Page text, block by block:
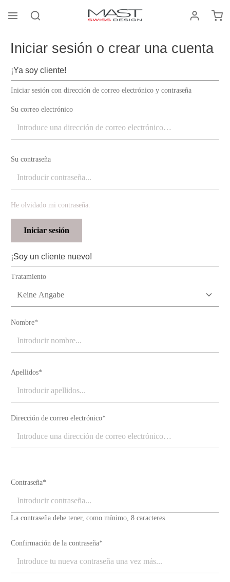
principal El
Iniciar sesión o crear una cuenta
¡Ya soy cliente!
Iniciar sesión con dirección de correo electrónico y contraseña
Su correo electrónico
Su contraseña
He olvidado mi contraseña.
Iniciar sesión
¡Soy un cliente nuevo!
Información personal
Tratamiento
Nombre*
Apellidos*
Dirección de correo electrónico*
Contraseña*
La contraseña debe tener, como mínimo, 8 caracteres.
Confirmación de la contraseña*